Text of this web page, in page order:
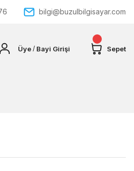
bilgi@buzulbilgisayar.com
Üye / Bayi Girişi Sepet